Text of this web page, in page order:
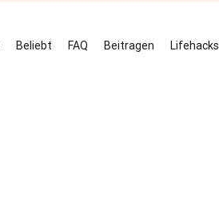
Beliebt FAQ Beitragen Lifehacks